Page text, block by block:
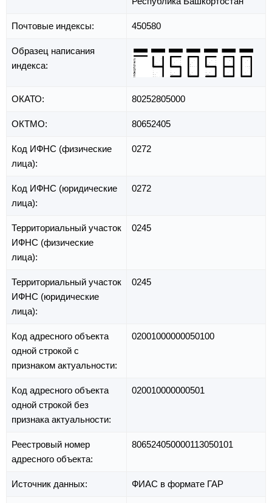
Почтовые индексы: 450580
Образец написания
индекса:
ОКАТО: 80252805000
ОКТМО: 80652405
Код ИФНС (физические
лица):
0272
Код ИФНС (юридические
лица):
0272
Территориальный участок
ИФНС (физические
лица):
0245
Территориальный участок
ИФНС (юридические
лица):
0245
Код адресного объекта
одной строкой с
признаком актуальности:
02001000000050100
Код адресного объекта
одной строкой без
признака актуальности:
020010000000501
Реестровый номер
адресного объекта:
806524050000113050101
Источник данных: ФИАС в формате ГАР